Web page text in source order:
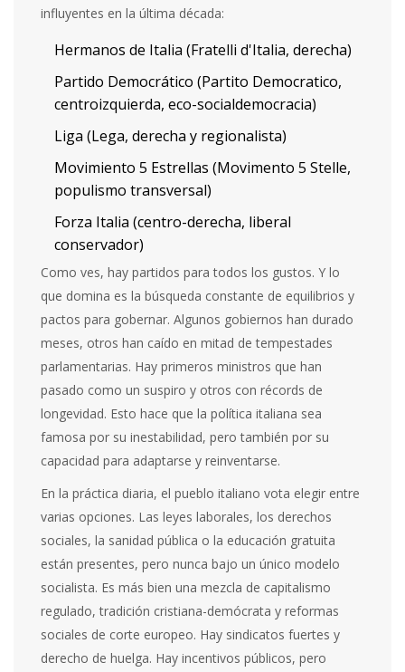
influyentes en la última década:
Hermanos de Italia (Fratelli d'Italia, derecha)
Partido Democrático (Partito Democratico,
centroizquierda, eco-socialdemocracia)
Liga (Lega, derecha y regionalista)
Movimiento 5 Estrellas (Movimento 5 Stelle,
populismo transversal)
Forza Italia (centro-derecha, liberal
conservador)
Como ves, hay partidos para todos los gustos. Y lo
que domina es la búsqueda constante de equilibrios y
pactos para gobernar. Algunos gobiernos han durado
meses, otros han caído en mitad de tempestades
parlamentarias. Hay primeros ministros que han
pasado como un suspiro y otros con récords de
longevidad. Esto hace que la política italiana sea
famosa por su inestabilidad, pero también por su
capacidad para adaptarse y reinventarse.
En la práctica diaria, el pueblo italiano vota elegir entre
varias opciones. Las leyes laborales, los derechos
sociales, la sanidad pública o la educación gratuita
están presentes, pero nunca bajo un único modelo
socialista. Es más bien una mezcla de capitalismo
regulado, tradición cristiana-demócrata y reformas
sociales de corte europeo. Hay sindicatos fuertes y
derecho de huelga. Hay incentivos públicos, pero